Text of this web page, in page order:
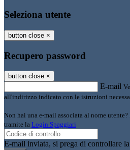
Seleziona utente
button close ×
Recupero password
button close ×
E-mail
all'indirizzo indicato con le istruzioni
Non hai una e-mail associata al nome
tramite la Login Spaggiari
E-mail inviata, si prega di controllare